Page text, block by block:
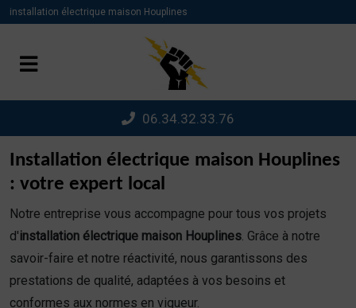
installation électrique maison Houplines
06.34.32.33.76
Installation électrique maison Houplines
: votre expert local
Notre entreprise vous accompagne pour tous vos projets
d'installation électrique maison Houplines. Grâce à notre
savoir-faire et notre réactivité, nous garantissons des
prestations de qualité, adaptées à vos besoins et
conformes aux normes en vigueur.
Panneau de gestion des cookies